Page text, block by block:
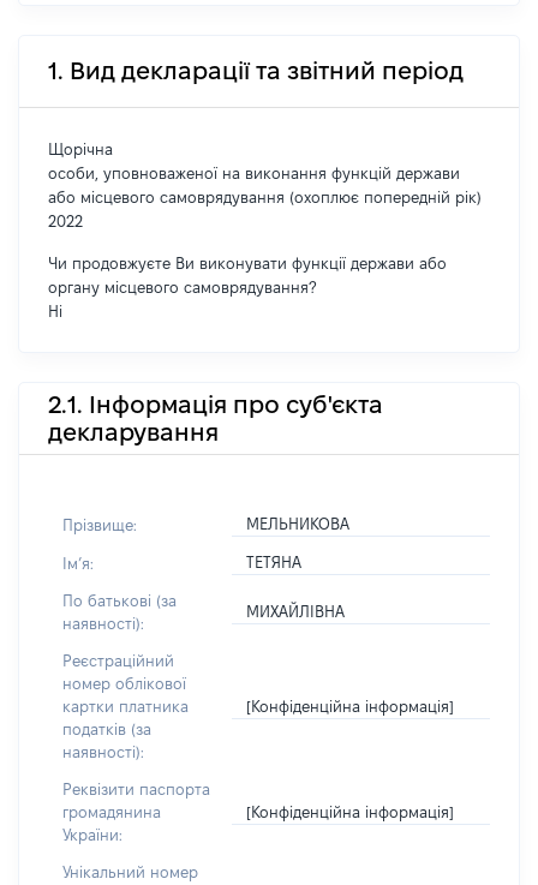
1. Вид декларації та звітний період
Щорічна
особи, уповноваженої на виконання функцій держави
або місцевого самоврядування (охоплює попередній рік)
2022
Чи продовжуєте Ви виконувати функції держави або
органу місцевого самоврядування?
Ні
2.1. Інформація про суб'єкта
декларування
Прізвище: МЕЛЬНИКОВА
Імʼя: ТЕТЯНА
По батькові (за
наявності):
МИХАЙЛІВНА
Реєстраційний
номер облікової
картки платника
податків (за
наявності):
[Конфіденційна інформація]
Реквізити паспорта
громадянина
України:
[Конфіденційна інформація]
Унікальний номер